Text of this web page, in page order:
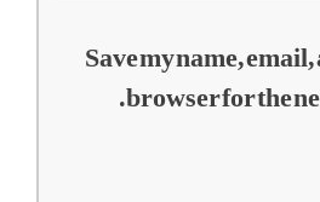
Save my name,
browser for the